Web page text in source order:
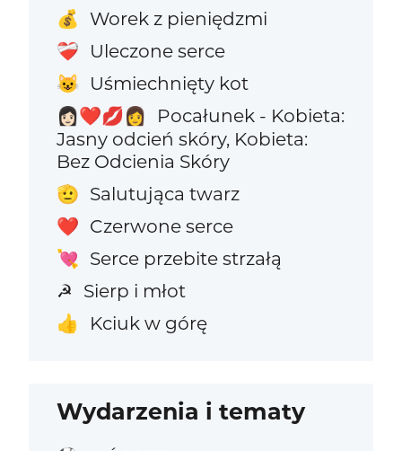
💰 Worek z pieniędzmi
❤️‍🩹 Uleczone serce
😺 Uśmiechnięty kot
👩🏻‍❤️‍💋‍👩
Pocałunek - Kobieta:
Jasny odcień skóry, Kobieta:
Bez Odcienia Skóry
🫡 Salutująca twarz
❤️ Czerwone serce
💘 Serce przebite strzałą
☭ Sierp i młot
👍 Kciuk w górę
Wydarzenia i tematy